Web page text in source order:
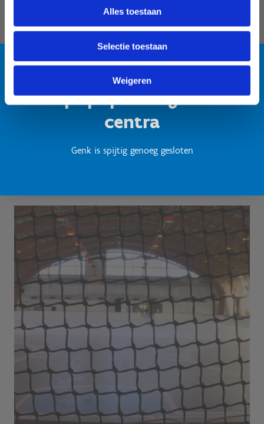
Alles toestaan
Selectie toestaan
Weigeren
Test popup titel gesloten
centra
Genk is spijtig genoeg gesloten